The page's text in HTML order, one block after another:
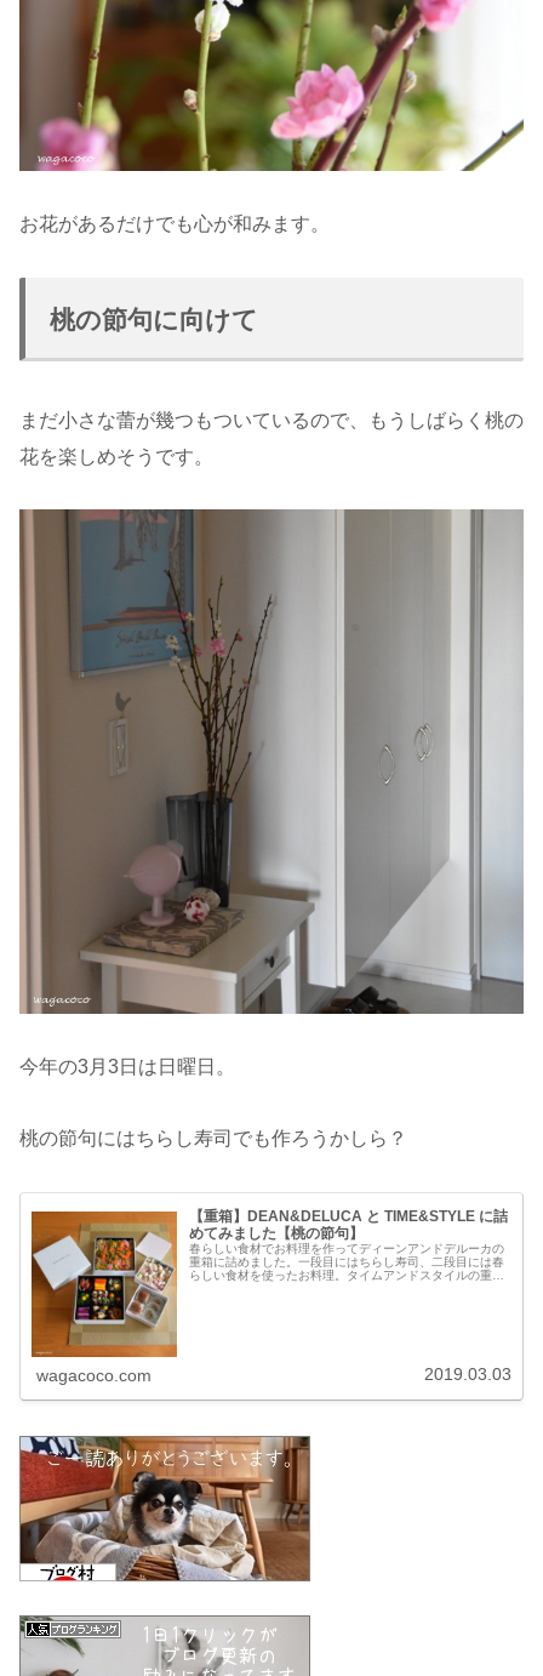
お花があるだけでも心が和みます。
桃の節句に向けて
まだ小さな蕾が幾つもついているので、もうしばらく桃の
花を楽しめそうです。
今年の3月3日は日曜日。
桃の節句にはちらし寿司でも作ろうかしら？
【重箱】DEAN&DELUCA と TIME&STYLE に詰
めてみました【桃の節句】
春らしい食材でお料理を作ってディーンアンドデルーカの
重箱に詰めました。一段目にはちらし寿司、二段目には春
らしい食材を使ったお料理。タイムアンドスタイルの重箱
wagacoco.com 2019.03.03